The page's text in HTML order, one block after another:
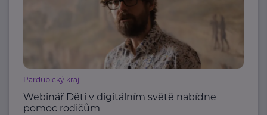
Pardubický kraj
Webinář Děti v digitálním světě nabídne
pomoc rodičům